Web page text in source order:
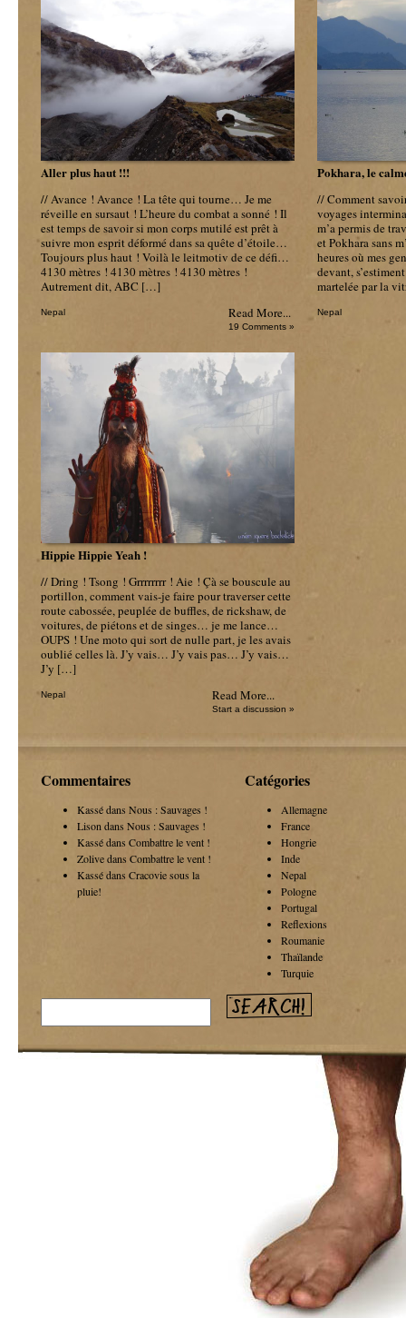
Aller plus haut !!!
// Avance ! Avance ! La tête qui tourne… Je me
réveille en sursaut ! L’heure du combat a sonné ! Il
est temps de savoir si mon corps mutilé est prêt à
suivre mon esprit déformé dans sa quête d’étoile…
Toujours plus haut ! Voilà le leitmotiv de ce défi…
4130 mètres ! 4130 mètres ! 4130 mètres !
Autrement dit, ABC […]
Nepal Read More...
19 Comments »
Pokhara, le
// Comment
voyages
m’a permis de
et Pokhara sans
heures où mes
devant,
martelée par la
Nepal
Hippie Hippie Yeah !
// Dring ! Tsong ! Grrrrrrrr ! Aie ! Çà se bouscule au
portillon, comment vais-je faire pour traverser cette
route cabossée, peuplée de buffles, de rickshaw, de
voitures, de piétons et de singes… je me lance…
OUPS ! Une moto qui sort de nulle part, je les avais
oublié celles là. J’y vais… J’y vais pas… J’y vais…
J’y […]
Nepal Read More...
Start a discussion »
Commentaires
Kassé dans Nous : Sauvages !
Lison dans Nous : Sauvages !
Kassé dans Combattre le vent !
Zolive dans Combattre le vent !
Kassé dans Cracovie sous la
pluie!
Catégories
Allemagne
France
Hongrie
Inde
Nepal
Pologne
Portugal
Reflexions
Roumanie
Thaïlande
Turquie